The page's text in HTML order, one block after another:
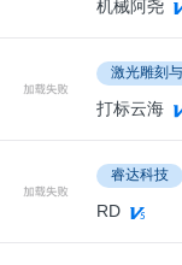
机械阿尧
激光雕刻
打标云海
睿达科技
RD